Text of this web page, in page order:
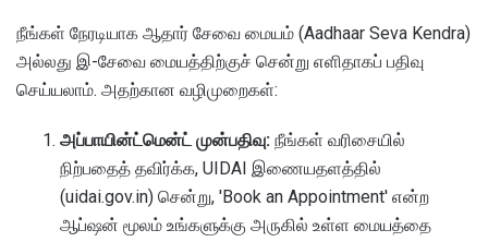
நீங்கள் நேரடியாக ஆதார் சேவை மையம் (Aadhaar Seva Kendra)
அல்லது இ-சேவை மையத்திற்குச் சென்று எளிதாகப் பதிவு
செய்யலாம். அதற்கான வழிமுறைகள்:
அப்பாயின்ட்மென்ட் முன்பதிவு: நீங்கள் வரிசையில்
நிற்பதைத் தவிர்க்க, UIDAI இணையதளத்தில்
(uidai.gov.in) சென்று, 'Book an Appointment' என்ற
ஆப்ஷன் மூலம் உங்களுக்கு அருகில் உள்ள மையத்தை